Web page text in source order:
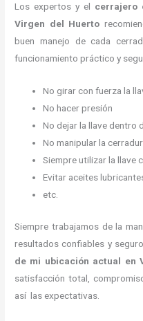
Los expertos y el cerrajero
Virgen del Huerto
buen manejo de cada
funcionamiento práctico y
No girar con fuerza la
No hacer presión
No dejar la llave dentro
No manipular la
Siempre utilizar la llave
Evitar aceites
etc.
Siempre trabajamos de la
resultados confiables y
de mi ubicación actual en
satisfacción total,
así las expectativas.